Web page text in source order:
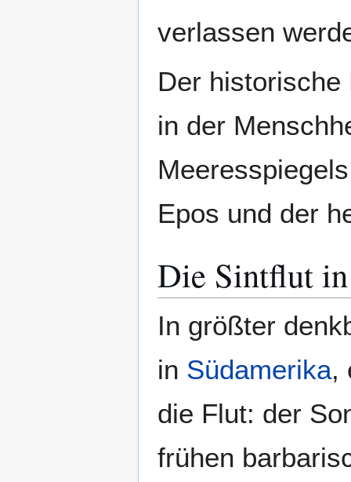
verlassen
Der
in der
Epos und der
Die Sintflut
In größter
in Südamerika,
die Flut: der
frühen